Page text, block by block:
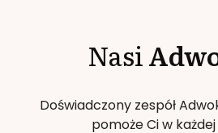
Nasi
Doświadczony zespół
pomoże Ci w